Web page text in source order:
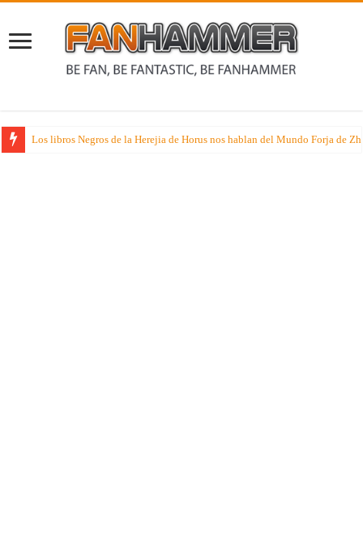
Los libros Negros de la Herejia de Horus nos hablan del Mundo Forja de